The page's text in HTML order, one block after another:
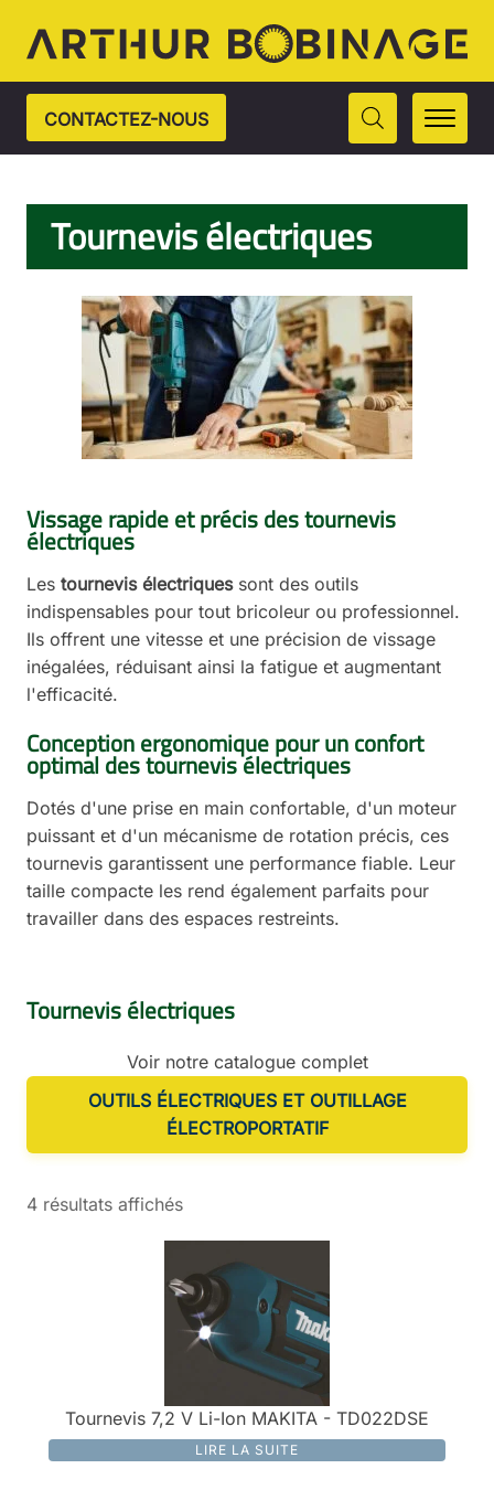
CONTACTEZ-NOUS
Tournevis électriques
Vissage rapide et précis des tournevis
électriques
Les tournevis électriquessont des outils
indispensables pour tout bricoleur ou professionnel.
Ils offrent une vitesse et une précision de vissage
inégalées, réduisant ainsi la fatigue et augmentant
l'efficacité.
Conception ergonomique pour un confort
optimal des tournevis électriques
Dotés d'une prise en main confortable, d'un moteur
puissant et d'un mécanisme de rotation précis, ces
tournevis garantissent une performance fiable. Leur
taille compacte les rend également parfaits pour
travailler dans des espaces restreints.
Tournevis électriques
Voir notre catalogue complet
OUTILS ÉLECTRIQUES ET OUTILLAGE
ÉLECTROPORTATIF
4 résultats affichés
Tournevis 7,2 V Li-Ion MAKITA - TD022DSE
LIRE LA SUITE